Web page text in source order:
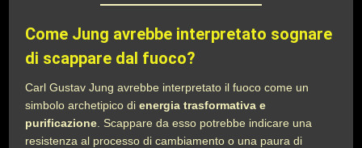
Come Jung avrebbe interpretato sognare
di scappare dal fuoco?
Carl Gustav Jung avrebbe interpretato il fuoco come un
simbolo archetipico dienergia trasformativa e
purificazione . Scappare da esso potrebbe indicare una
resistenza al processo di cambiamento o una paura di